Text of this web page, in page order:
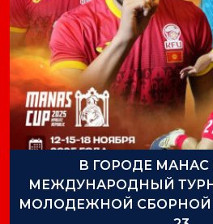
В ГОРОДЕ
МЕЖДУНАРОДНЫЙ
МОЛОДЕЖНОЙ СБОРНОЙ